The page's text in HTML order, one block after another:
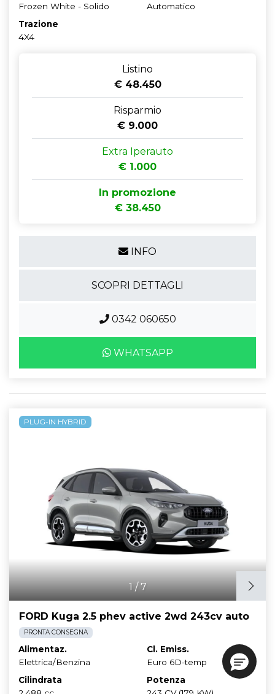
Frozen White - Solido
Automatico
Trazione
4X4
Listino
€ 48.450
Risparmio
€ 9.000
Extra Iperauto
€ 1.000
In promozione
€ 38.450
INFO
SCOPRI DETTAGLI
0342 060650
WHATSAPP
1/7
PLUG-IN HYBRID
FORD Kuga 2.5 phev active 2wd 243cv auto
PRONTA CONSEGNA
Alimentaz.
Elettrica/Benzina
Cl. Emiss.
Euro 6D-temp
Cilindrata
Potenza